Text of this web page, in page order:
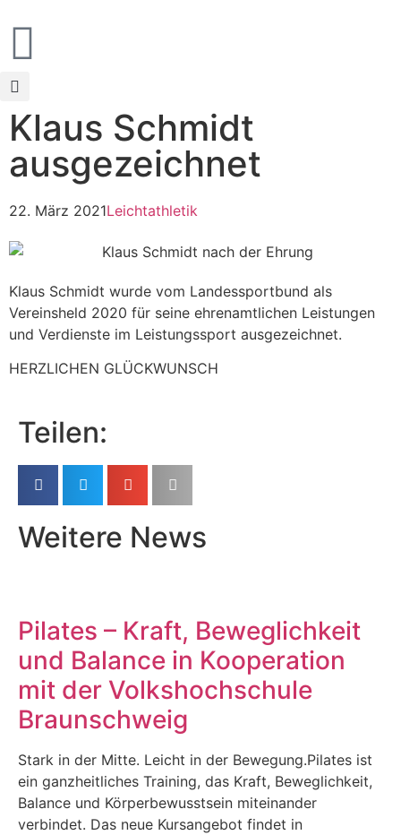
Klaus Schmidt
ausgezeichnet
22. März 2021Leichtathletik
Klaus Schmidt wurde vom Landessportbund als
Vereinsheld 2020 für seine ehrenamtlichen Leistungen
und Verdienste im Leistungssport ausgezeichnet.
HERZLICHEN GLÜCKWUNSCH
Teilen:
Weitere News
Pilates – Kraft, Beweglichkeit
und Balance in Kooperation
mit der Volkshochschule
Braunschweig
Stark in der Mitte. Leicht in der Bewegung.Pilates ist
ein ganzheitliches Training, das Kraft, Beweglichkeit,
Balance und Körperbewusstsein miteinander
verbindet. Das neue Kursangebot findet in